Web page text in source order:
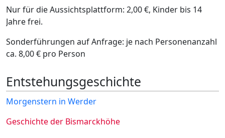
Nur für die Aussichtsplattform: 2,00 €, Kinder bis 14
Jahre frei.
Sonderführungen auf Anfrage: je nach Personenanzahl
ca. 8,00 € pro Person
Entstehungsgeschichte
Morgenstern in Werder
Geschichte der Bismarckhöhe